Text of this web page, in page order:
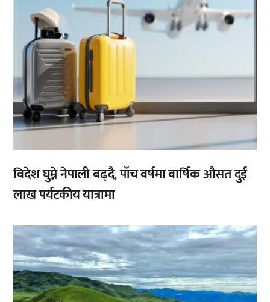
विदेश घुम्ने नेपाली बढ्दै, पाँच वर्षमा वार्षिक औसत दुई
लाख पर्यटकीय यात्रामा
,